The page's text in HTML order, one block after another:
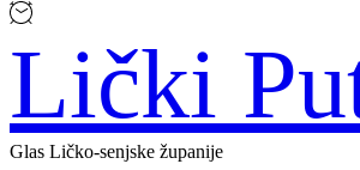
Lički
Glas Ličko-senjske županije